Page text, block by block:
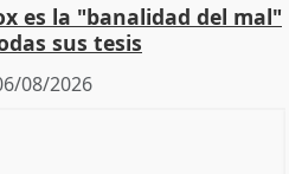
es la "banalidad del mal"
sus tesis
08/2026